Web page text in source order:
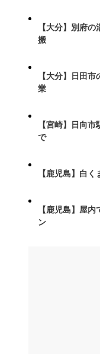
【大分】別府
搬
【大分】日田
業
【宮崎】日向
で
【鹿児島】白
【鹿児島】屋
ン